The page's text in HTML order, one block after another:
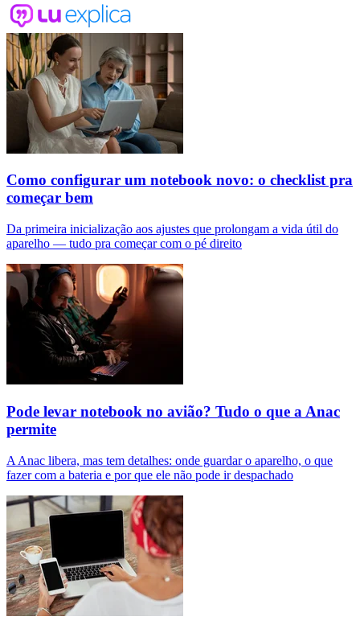
Como configurar um notebook novo: o checklist pra
começar bem
Da primeira inicialização aos ajustes que prolongam a vida útil do
aparelho — tudo pra começar com o pé direito
Pode levar notebook no avião? Tudo o que a Anac
permite
A Anac libera, mas tem detalhes: onde guardar o aparelho, o que
fazer com a bateria e por que ele não pode ir despachado